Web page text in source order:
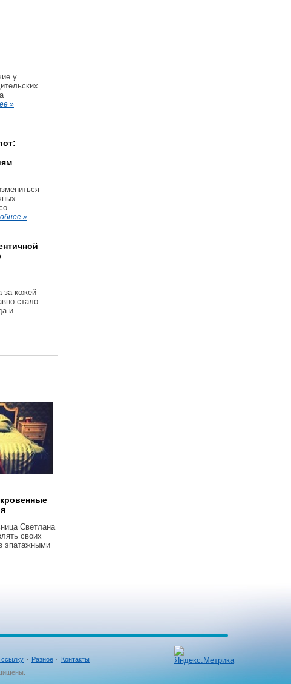
у
»
»
за кожей
стало
и ...
Светлана
своих
эпатажными
ссылку Разное
Контакты